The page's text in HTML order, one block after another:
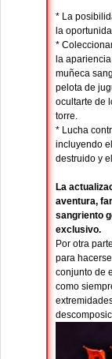
* La
la
*
la
muñeca
pelota de
ocultarte de
torre.
* Lucha
incluyendo
destruido y
La
aventura,
sangriento
exclusivo.
Por otra
para
conjunto de
como